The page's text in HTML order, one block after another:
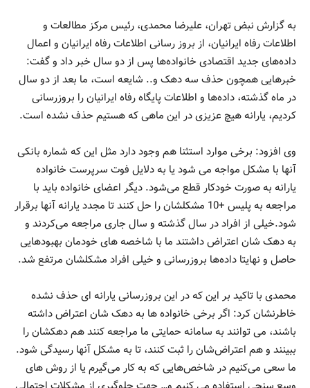
به گزارش نبض تهران، علیرضا محمدی، رئیس مرکز مطالعات و
اطلاعات رفاه ایرانیان، از بروز رسانی اطلاعات رفاه ایرانیان و اعمال
داده‌های جدید اقتصادی خانواده‌ها پس از دو سال خبر داد و گفت:
خبرهایی همچون حذف سه دهک و.. شایعه است، ما بعد از دو سال
در ماه گذشته، داده‌ها و اطلاعات پایگاه رفاه ایرانیان را بروزرسانی
کردیم، یارانه هیچ عزیزی در این ماهی که هستیم حذف نشده است.
وی افزود: برخی موارد استثنا هم وجود دارد مثل این که شماره بانکی
آنها با مشکل مواجه می شود یا به دلایل فوت سرپرست خانواده
یارانه به صورت خودکار قطع می‌شود. دیگر اعضای خانواده باید با
مراجعه به پلیس +10 مشکلشان را حل کنند تا مجدد یارانه آنها برقرار
شود.خیلی از افراد در سال گذشته و سال جاری مراجعه می‌کردند و
به دهک شان اعتراض داشتند ما با شاخصه های خودمان بهبودهایی
حاصل و نهایتا داده‌ها بروزرسانی و خیلی افراد مشکلشان مرتفع شد.
محمدی با تاکید بر این که در این بروزرسانی یارانه ای حذف نشده
خاطرنشان کرد: اگر برخی خانواده ها به دهک شان اعتراض داشته
باشند، می توانند به سامانه حمایتی ما مراجعه کنند هم دهکشان را
ببینند و هم اعتراض‌شان را ثبت کنند، تا به مشکل آنها رسیدگی شود.
ما سعی می‌کنیم در شاخص‌هایی که به کار می‌گیرم یا از روش های